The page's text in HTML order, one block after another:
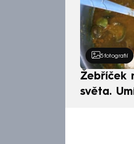
5 fotografií
Žebříček
světa.